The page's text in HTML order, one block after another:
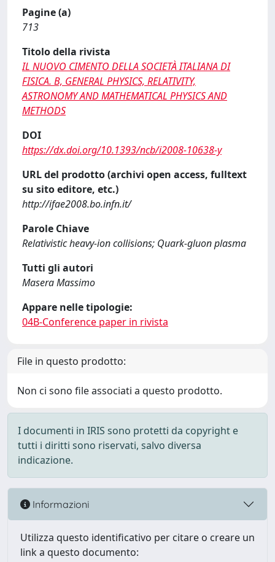
Pagine (a)
713
Titolo della rivista
IL NUOVO CIMENTO DELLA SOCIETÀ ITALIANA DI
FISICA. B, GENERAL PHYSICS, RELATIVITY,
ASTRONOMY AND MATHEMATICAL PHYSICS AND
METHODS
DOI
https://dx.doi.org/10.1393/ncb/i2008-10638-y
URL del prodotto (archivi open access, fulltext
su sito editore, etc.)
http://ifae2008.bo.infn.it/
Parole Chiave
Relativistic heavy-ion collisions; Quark-gluon plasma
Tutti gli autori
Masera Massimo
Appare nelle tipologie:
04B-Conference paper in rivista
File in questo prodotto:
Non ci sono file associati a questo prodotto.
I documenti in IRIS sono protetti da copyright e
tutti i diritti sono riservati, salvo diversa
indicazione.
Informazioni
Utilizza questo identificativo per citare o creare un
link a questo documento: